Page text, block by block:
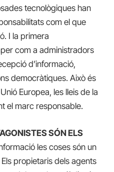
tecnològiques han
com el que
I la primera
com a administradors
d’informació,
democràtiques. Això és
Europea, les lleis de la
el marc responsable.
SÓN ELS
les coses són un
propietaris dels agents